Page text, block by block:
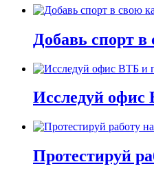
Добавь спорт в
Исследуй офис
Протестируй